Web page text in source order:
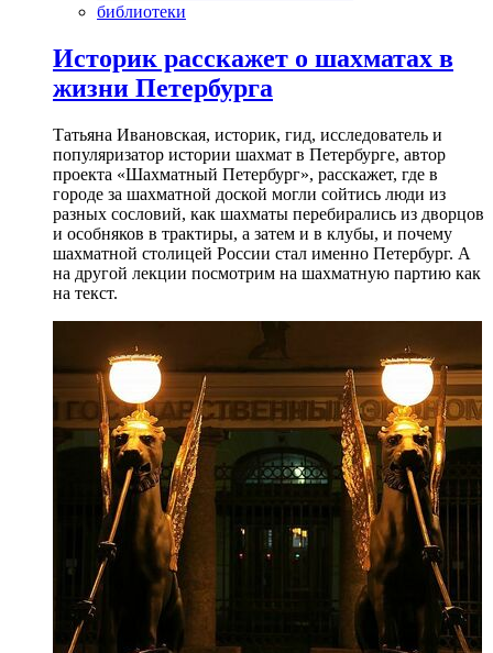
библиотеки
Историк расскажет о шахматах в
жизни Петербурга
Татьяна Ивановская, историк, гид, исследователь и
популяризатор истории шахмат в Петербурге, автор
проекта «Шахматный Петербург», расскажет, где в
городе за шахматной доской могли сойтись люди из
разных сословий, как шахматы перебирались из дворцов
и особняков в трактиры, а затем и в клубы, и почему
шахматной столицей России стал именно Петербург. А
на другой лекции посмотрим на шахматную партию как
на текст.